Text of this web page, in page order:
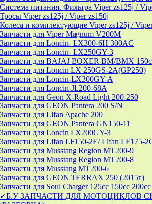
Система питания. Фильтра Viper zs125j /
Тросы Viper zs125j / Viper zs150j
Колеса и комплектующие Viper zs125j /
Запчасти для Viper Magnum V200M
Запчасти для Loncin- LX300-6H 300AC
Запчасти для Loncin- LX250GY-3
Запчасти для BAJAJ BOXER BM/ВМX
Запчасти для Loncin LX 250GS-2A(GP250)
Запчасти для Loncin-LX300GY-A
Запчасти для Loncin-JL200-68A
Запчасти для Geon X-Road Light 200-250
Запчасти для GEON Pantera 200 S/N
Запчасти для Lifan Apache 200
Запчасти для GEON Pantera GN150-11
Запчасти для Loncin LX200GY-3
Запчасти для Lifan LF150-2E/ Lifan LF175-
Запчасти для Musstang Region MT200-9
Запчасти для Musstang Region MT200-8
Запчасти для Musstang MT200-6
Запчасти для GEON TERRAX 250 (2015г)
Запчасти для Soul Charger 125сс 150cc 200сс
✓Б.У ЗАПЧАСТИ ДЛЯ МОТОЦИКЛОВ